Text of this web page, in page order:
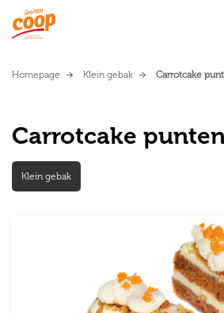
Homepage Klein gebak Carrotcake
Carrotcake
Klein gebak